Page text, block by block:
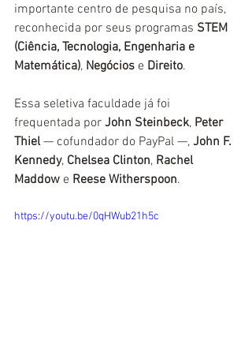
importante centro de pesquisa no país,
reconhecida por seus programas STEM
(Ciência, Tecnologia, Engenharia e
Matemática), Negócios e Direito.
Essa seletiva faculdade já foi
frequentada por John Steinbeck, Peter
Thiel — cofundador do PayPal —, John F.
Kennedy, Chelsea Clinton, Rachel
Maddow e Reese Witherspoon.
https://youtu.be/0qHWub21h5c